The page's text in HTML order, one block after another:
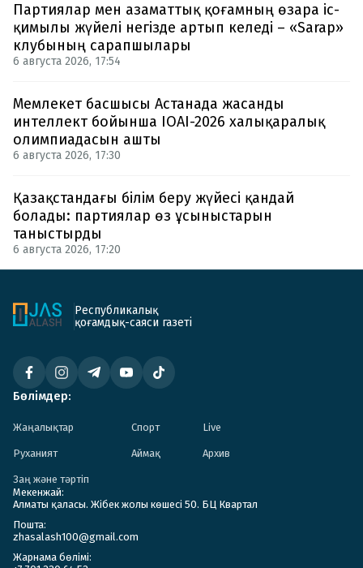
Партиялар мен азаматтық қоғамның өзара іс-
қимылы жүйелі негізде артып келеді – «Sarap»
клубының сарапшылары
6 августа 2026, 17:54
Мемлекет басшысы Астанада жасанды
интеллект бойынша IOAI-2026 халықаралық
олимпиадасын ашты
6 августа 2026, 17:30
Қазақстандағы білім беру жүйесі қандай
болады: партиялар өз ұсыныстарын
таныстырды
6 августа 2026, 17:20
Республикалық
қоғамдық-саяси газеті
Бөлімдер:
Жаңалықтар Спорт Live
Руханият Аймақ Архив
Заң және тәртіп
Мекенжай:
Алматы қаласы. Жібек жолы көшесі 50. БЦ Квартал
Пошта:
zhasalash100@gmail.com
Жарнама бөлімі: